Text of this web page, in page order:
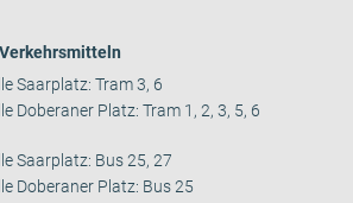
Saarplatz: Tram 3, 6
Doberaner Platz: Tram 1, 2, 3, 5, 6
Saarplatz: Bus 25, 27
Doberaner Platz: Bus 25